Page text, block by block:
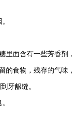
面含有一些芳香剂，
食物，残存的气味，
牙龈缝。